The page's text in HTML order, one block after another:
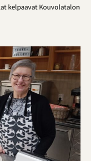
kelpaavat Kouvolatalon